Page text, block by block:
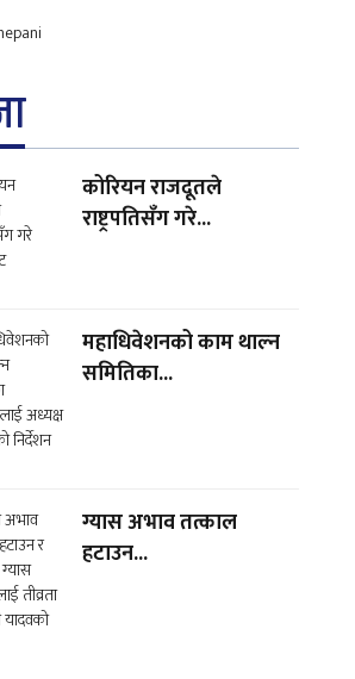
कोरियन राजदूतले
राष्ट्रपतिसँग गरे...
महाधिवेशनको काम थाल्न
समितिका...
ग्यास अभाव तत्काल
हटाउन...